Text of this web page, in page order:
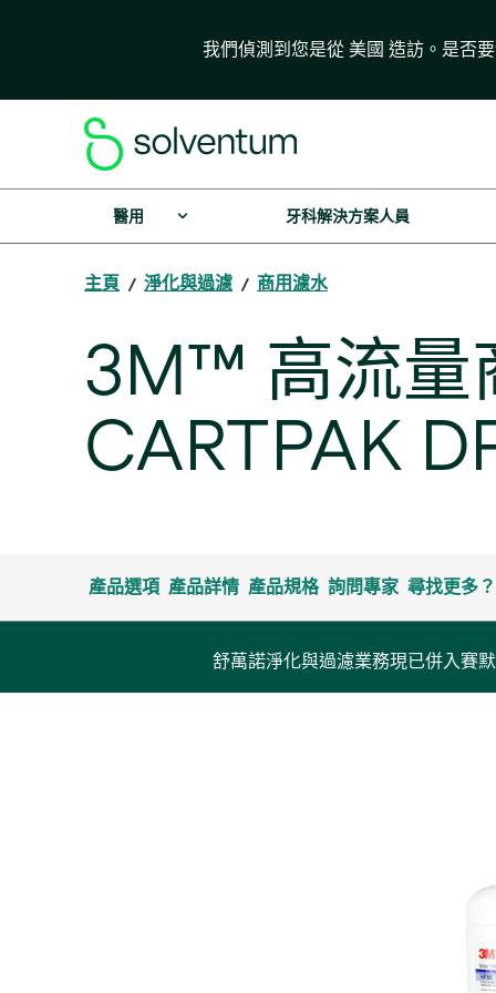
我們偵測到您是從 美國 造訪。是否
醫用 牙科解決方案人員
主頁 淨化與過濾 商用濾水
3M™ 高流量
CARTPAK
產品選項 產品詳情 產品規格 詢問專家 尋找更多？
舒萬諾淨化與過濾業務現已併入賽